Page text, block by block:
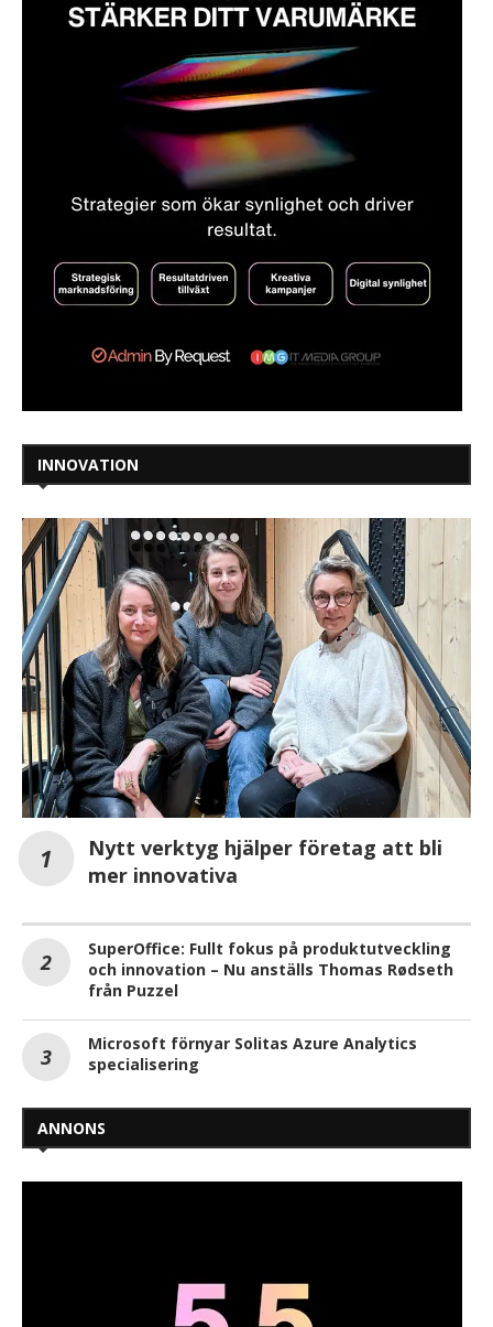
INNOVATION
Nytt verktyg hjälper företag att bli
mer innovativa
SuperOffice: Fullt fokus på produktutveckling
och innovation – Nu anställs Thomas Rødseth
från Puzzel
Microsoft förnyar Solitas Azure Analytics
specialisering
ANNONS